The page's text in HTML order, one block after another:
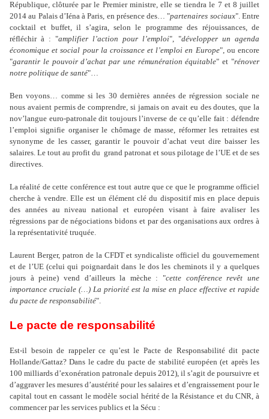
République, clôturée par le Premier ministre, elle se tiendra le 7 et 8 juillet
2014 au Palais d’Iéna à Paris, en présence des… "partenaires sociaux". Entre
cocktail et buffet, il s’agira, selon le programme des réjouissances, de
réfléchir à : "amplifier l’action pour l’emploi", "développer un agenda
économique et social pour la croissance et l’emploi en Europe", ou encore
"garantir le pouvoir d’achat par une rémunération équitable" et "rénover
notre politique de santé"…
Ben voyons… comme si les 30 dernières années de régression sociale ne
nous avaient permis de comprendre, si jamais on avait eu des doutes, que la
nov’langue euro-patronale dit toujours l’inverse de ce qu’elle fait : défendre
l’emploi signifie organiser le chômage de masse, réformer les retraites est
synonyme de les casser, garantir le pouvoir d’achat veut dire baisser les
salaires. Le tout au profit du grand patronat et sous pilotage de l’UE et de ses
directives.
La réalité de cette conférence est tout autre que ce que le programme officiel
cherche à vendre. Elle est un élément clé du dispositif mis en place depuis
des années au niveau national et européen visant à faire avaliser les
régressions par de négociations bidons et par des organisations aux ordres à
la représentativité truquée.
Laurent Berger, patron de la CFDT et syndicaliste officiel du gouvernement
et de l’UE (celui qui poignardait dans le dos les cheminots il y a quelques
jours à peine) vend d’ailleurs la mèche : "cette conférence revêt une
importance cruciale (…) La priorité est la mise en place effective et rapide
du pacte de responsabilité".
Le pacte de responsabilité
Est-il besoin de rappeler ce qu’est le Pacte de Responsabilité dit pacte
Hollande/Gattaz? Dans le cadre du pacte de stabilité européen (et après les
100 milliards d’exonération patronale depuis 2012), il s’agit de poursuivre et
d’aggraver les mesures d’austérité pour les salaires et d’engraissement pour le
capital tout en cassant le modèle social hérité de la Résistance et du CNR, à
commencer par les services publics et la Sécu :